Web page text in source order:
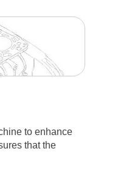
to enhance
that the